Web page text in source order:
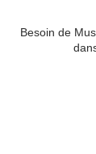
Besoin de